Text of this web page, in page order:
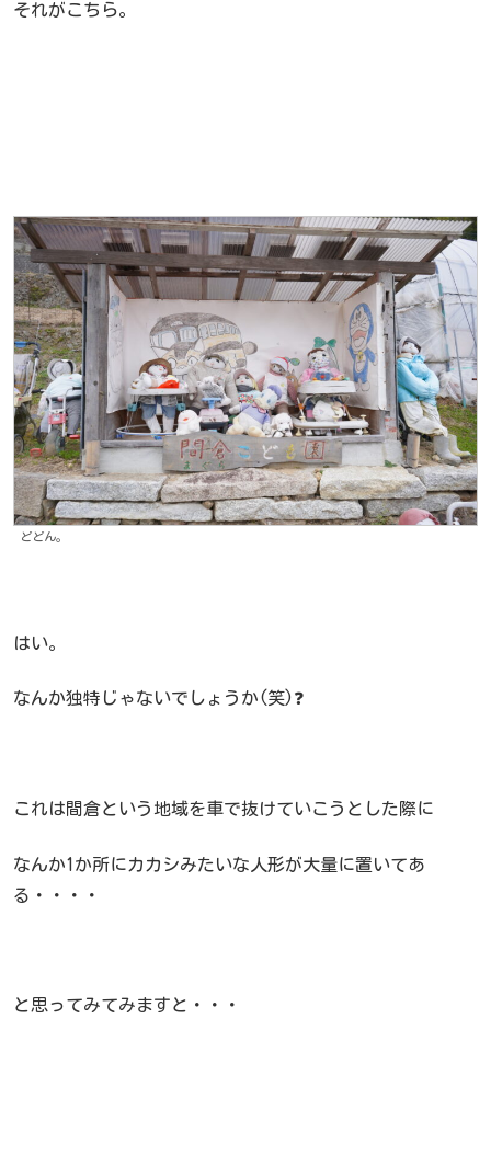
それがこちら。
どどん。
はい。
なんか独特じゃないでしょうか(笑)❓
これは間倉という地域を車で抜けていこうとした際に
なんか1か所にカカシみたいな人形が大量に置いてあ
る・・・・
と思ってみてみますと・・・